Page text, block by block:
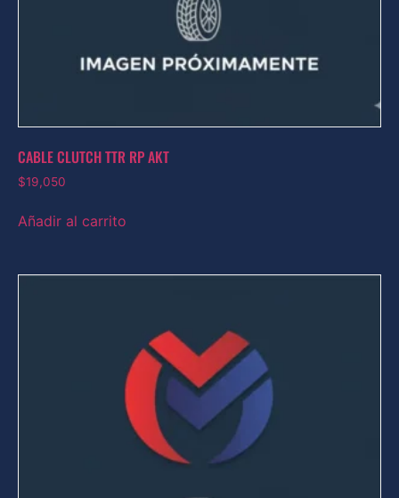
CABLE CLUTCH TTR RP AKT
$19,050
Añadir al carrito